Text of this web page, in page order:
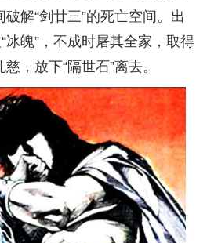
解“剑廿三”的死亡空间。出
冰魄”，不成时屠其全家，取得
，放下“隔世石”离去。